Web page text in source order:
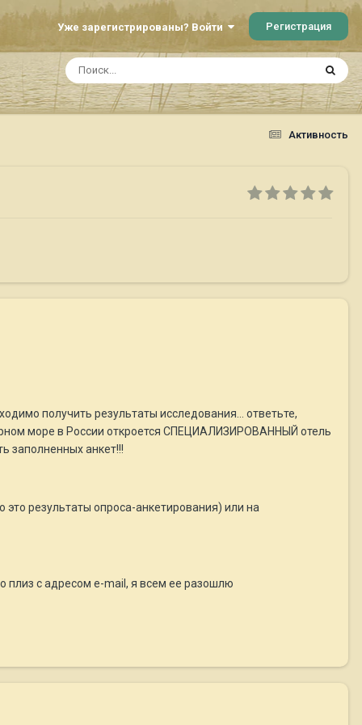
Уже зарегистрированы? Войти Регистрация
Активность
получить результаты исследования... ответьте,
море в России откроется СПЕЦИАЛИЗИРОВАННЫЙ отель
заполненных анкет!!!
результаты опроса-анкетирования) или на
плиз с адресом e-mail, я всем ее разошлю